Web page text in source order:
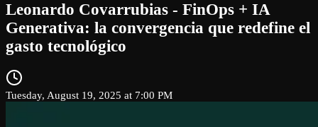
Leonardo Covarrubias - FinOps + IA
Generativa: la convergencia que redefine el
gasto tecnológico
Tuesday, August 19, 2025 at 7:00 PM